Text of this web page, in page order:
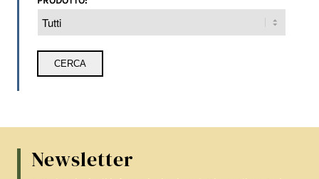
Newsletter